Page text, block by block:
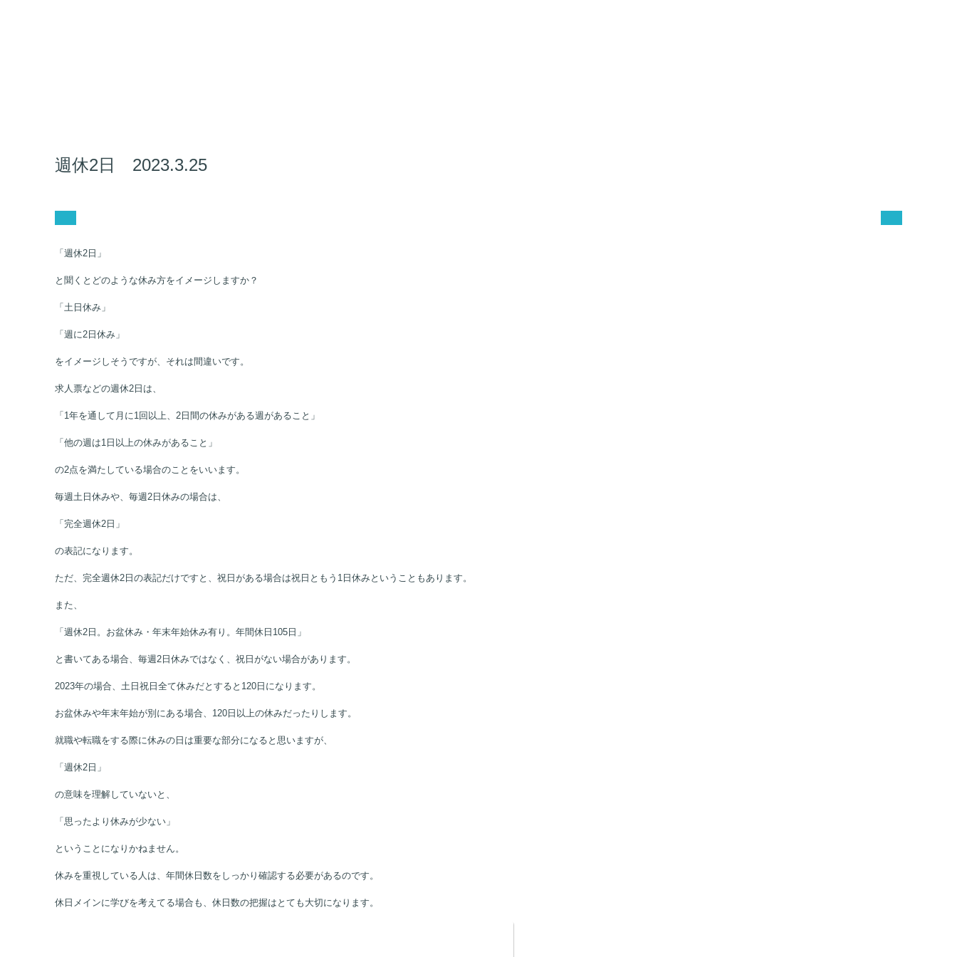
週休2日 2023.3.25
「週休2日」
と聞くとどのような休み方をイメージしますか？
「土日休み」
「週に2日休み」
をイメージしそうですが、それは間違いです。
求人票などの週休2日は、
「1年を通して月に1回以上、2日間の休みがある週があること」
「他の週は1日以上の休みがあること」
の2点を満たしている場合のことをいいます。
毎週土日休みや、毎週2日休みの場合は、
「完全週休2日」
の表記になります。
ただ、完全週休2日の表記だけですと、祝日がある場合は祝日ともう1日休みということもあります。
また、
「週休2日。お盆休み・年末年始休み有り。年間休日105日」
と書いてある場合、毎週2日休みではなく、祝日がない場合があります。
2023年の場合、土日祝日全て休みだとすると120日になります。
お盆休みや年末年始が別にある場合、120日以上の休みだったりします。
就職や転職をする際に休みの日は重要な部分になると思いますが、
「週休2日」
の意味を理解していないと、
「思ったより休みが少ない」
ということになりかねません。